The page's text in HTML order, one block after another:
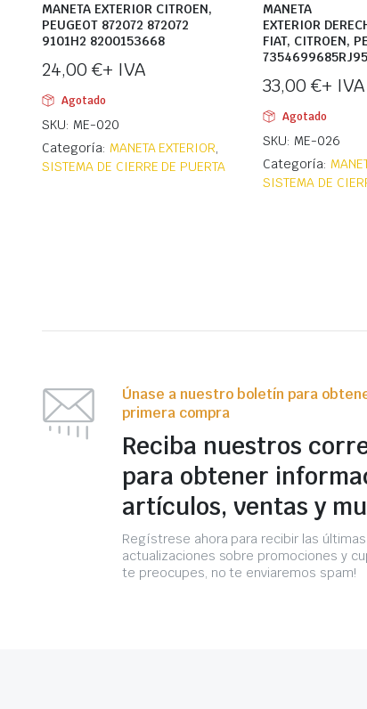
MANETA EXTERIOR CITROEN,
PEUGEOT 872072 872072
9101H2 8200153668
24,00 €+ IVA
Agotado
SKU: ME-020
Categoría: MANETA EXTERIOR,
SISTEMA DE CIERRE DE PUERTA
MANETA
EXTERIOR
FIAT, CITROEN,
33,00 €+ IVA
Agotado
SKU: ME-026
Categoría:
SISTEMA DE
Únase a nuestro boletín para
primera compra
Reciba nuestros
para obtener
artículos, ventas y
Regístrese ahora para recibir las últimas
actualizaciones sobre promociones y
te preocupes, no te enviaremos spam!